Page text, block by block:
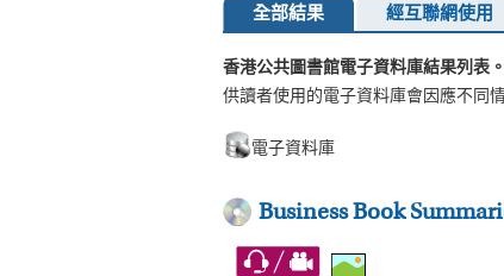
全部結果 經互聯網使用
香港公共圖書館電子資料庫結果列表。
供讀者使用的電子資料庫會因應不同
電子資料庫
Business Book